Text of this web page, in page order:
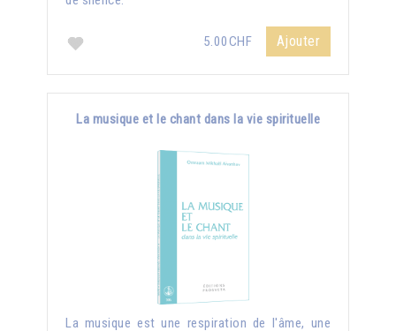
5.00CHF Ajouter
La musique et le chant dans la vie spirituelle
La musique est une respiration de l'âme, une